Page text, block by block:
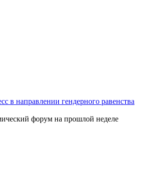
в направлении гендерного равенства
форум на прошлой неделе